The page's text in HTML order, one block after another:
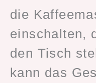
die
einschalten,
den Tisch
kann das